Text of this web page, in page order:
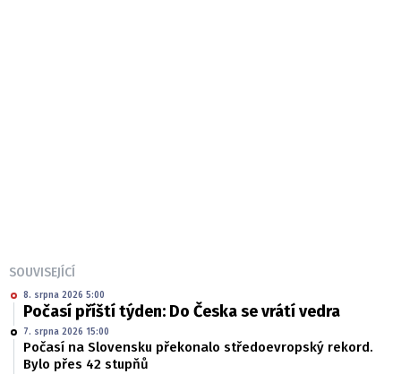
SOUVISEJÍCÍ
8. srpna 2026 5:00
Počasí příští týden: Do Česka se vrátí vedra
7. srpna 2026 15:00
Počasí na Slovensku překonalo středoevropský rekord.
Bylo přes 42 stupňů